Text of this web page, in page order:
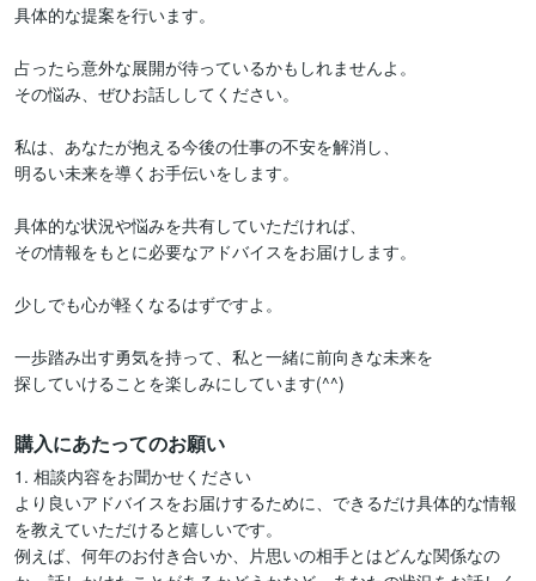
具体的な提案を行います。
占ったら意外な展開が待っているかもしれませんよ。
その悩み、ぜひお話ししてください。
私は、あなたが抱える今後の仕事の不安を解消し、
明るい未来を導くお手伝いをします。
具体的な状況や悩みを共有していただければ、
その情報をもとに必要なアドバイスをお届けします。
少しでも心が軽くなるはずですよ。
一歩踏み出す勇気を持って、私と一緒に前向きな未来を
探していけることを楽しみにしています(^^)
購入にあたってのお願い
1. 相談内容をお聞かせください
より良いアドバイスをお届けするために、できるだけ具体的な情報
を教えていただけると嬉しいです。
例えば、何年のお付き合いか、片思いの相手とはどんな関係なの